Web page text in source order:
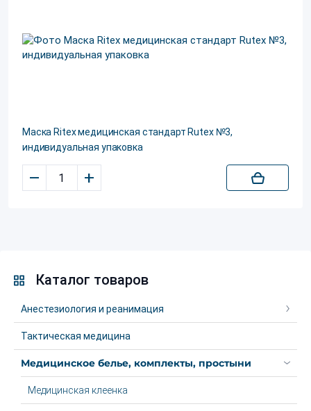
Маска Ritex медицинская стандарт Rutex №3,
индивидуальная упаковка
– +
Каталог товаров
Анестезиология и реанимация
Тактическая медицина
Медицинское белье, комплекты, простыни
Медицинская клеенка